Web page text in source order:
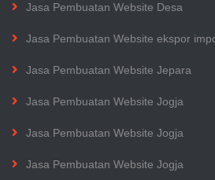
Jasa Pembuatan Website Desa
Jasa Pembuatan Website ekspor
Jasa Pembuatan Website Jepara
Jasa Pembuatan Website Jogja
Jasa Pembuatan Website Jogja
Jasa Pembuatan Website Jogja